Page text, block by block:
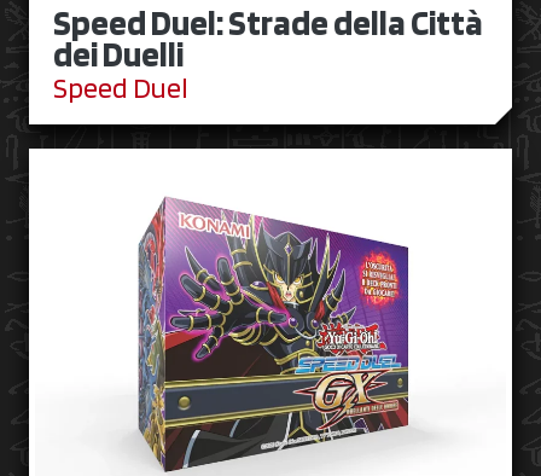
Speed Duel: Strade della Città
dei Duelli
Speed Duel